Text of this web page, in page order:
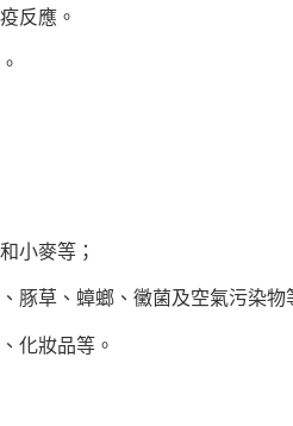
反應。
小麥等；
豚草、蟑螂、黴菌及空氣污染物
化妝品等。